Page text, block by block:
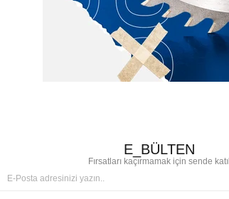
E_BÜLTEN
Fırsatları kaçırmamak için sende katıl